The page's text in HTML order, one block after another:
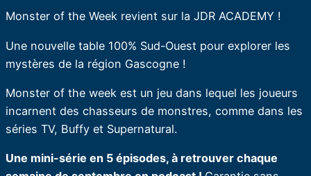
Monster of the Week revient sur la JDR ACADEMY !
Une nouvelle table 100% Sud-Ouest pour explorer les
mystères de la région Gascogne !
Monster of the week est un jeu dans lequel les joueurs
incarnent des chasseurs de monstres, comme dans les
séries TV, Buffy et Supernatural.
Une mini-série en 5 épisodes, à retrouver chaque